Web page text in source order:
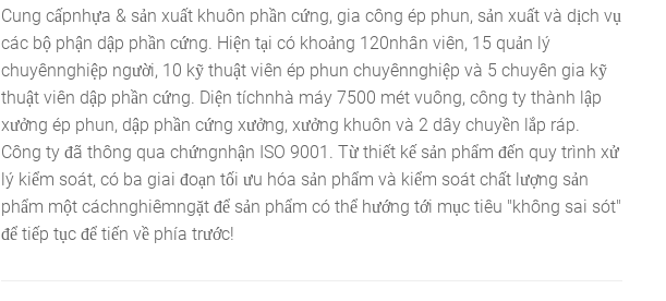
Cung cấpnhựa & sản xuất khuôn phần cứng, gia công ép phun, sản xuất và dịch vụ
các bộ phận dập phần cứng. Hiện tại có khoảng 120nhân viên, 15 quản lý
chuyênnghiệp người, 10 kỹ thuật viên ép phun chuyênnghiệp và 5 chuyên gia kỹ
thuật viên dập phần cứng. Diện tíchnhà máy 7500 mét vuông, công ty thành lập
xưởng ép phun, dập phần cứng xưởng, xưởng khuôn và 2 dây chuyền lắp ráp.
Công ty đã thông qua chứngnhận ISO 9001. Từ thiết kế sản phẩm đến quy trình xử
lý kiểm soát, có ba giai đoạn tối ưu hóa sản phẩm và kiểm soát chất lượng sản
phẩm một cáchnghiêmngặt để sản phẩm có thể hướng tới mục tiêu "không sai sót"
để tiếp tục để tiến về phía trước!